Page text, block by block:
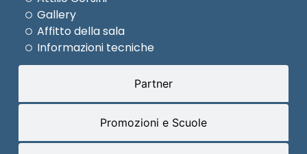
Partner
Promozioni e Scuole
Gallery
Affitto della sala
Informazioni tecniche